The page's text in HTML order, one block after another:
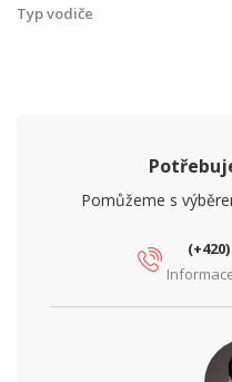
Typ vodiče
Pomůžeme s